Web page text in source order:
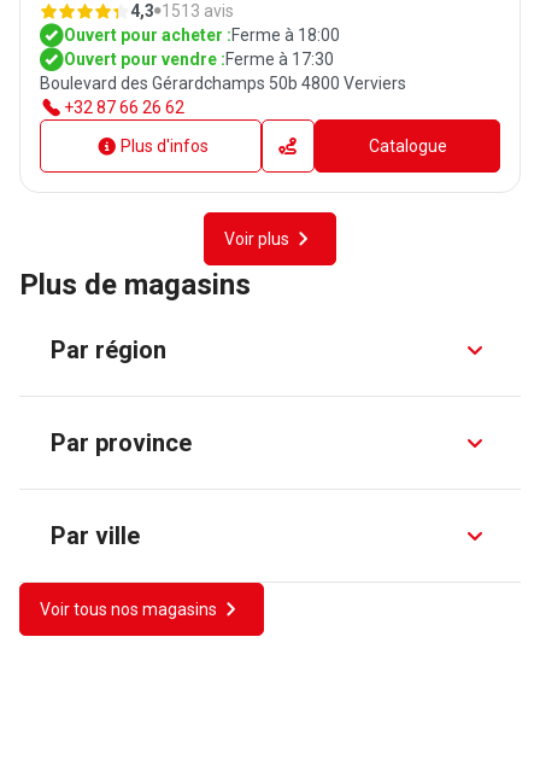
4,3 1513 avis
Ouvert pour acheter :Ferme à 18:00
Ouvert pour vendre :Ferme à 17:30
Boulevard des Gérardchamps 50b 4800 Verviers
+32 87 66 26 62
Plus d'infos
Catalogue
Voir plus
Plus de magasins
Par région
Par province
Par ville
Voir tous nos magasins